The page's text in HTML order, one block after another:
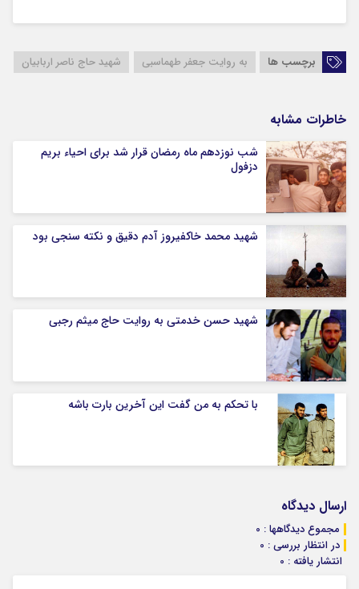
برچسب ها به روایت جعفر طهماسبی شهید حاج ناصر اربابیان
خاطرات مشابه
شب نوزدهم ماه رمضان قرار شد برای احیاء بریم
دزفول
شهید محمد خاکفیروز آدم دقیق و نکته سنجی بود
شهید حسن خدمتی به روایت حاج میثم رجبی
با تحکم به من گفت این آخرین بارت باشه
ارسال دیدگاه
مجموع دیدگاهها : 0
در انتظار بررسی : 0
انتشار یافته : 0